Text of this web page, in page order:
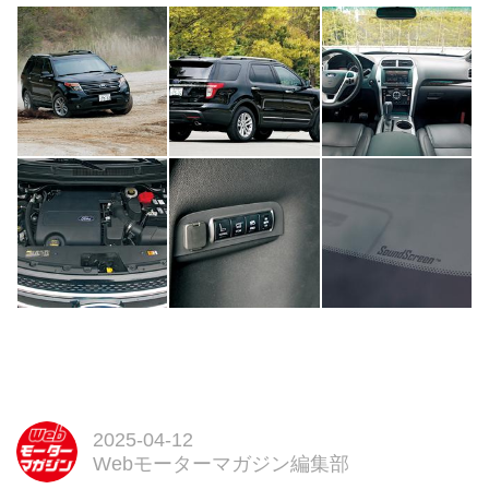
2025-04-12
Webモーターマガジン編集部